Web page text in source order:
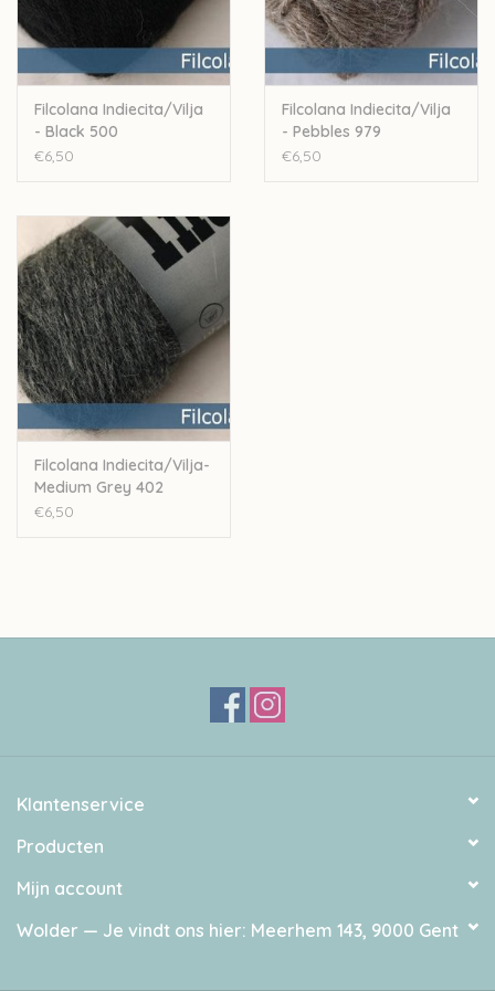
Filcolana Indiecita/Vilja
- Black 500
€6,50
Filcolana Indiecita/Vilja
- Pebbles 979
€6,50
Filcolana Indiecita/Vilja-
Medium Grey 402
€6,50
Klantenservice
Producten
Mijn account
Wolder — Je vindt ons hier: Meerhem 143, 9000 Gent